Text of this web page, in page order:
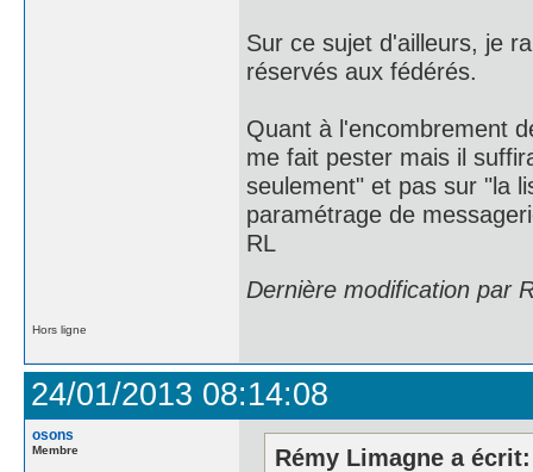
Sur ce sujet d'ailleurs, je
réservés aux fédérés.
Quant à l'encombrement
me fait pester mais il
seulement" et pas sur "la
paramétrage de
RL
Dernière modification par
Hors ligne
24/01/2013 08:14:08
osons
Membre
Rémy Limagne a écrit: